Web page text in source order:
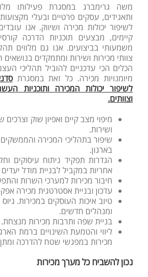
משה גרימברג במסגרת פעילותו
ותאגידים, עסקים פרטיים ובעלי
לשיפור יכולות מכירה ושיווק. אנו
קיימים, מבצעים תוכניות הדרכה
משמעותי בביצועים. אנו גם מלווים
צוותי מכירות ושירות ומתמקדים בנושאים
הכלים הכי עדכניים להוביל תהליכי
מיומנויות מכירה. כל זאת במסגרת
לשיפור יכולות המכירה ותוכניות
וצוותים.
מיפוי מצב קיים ואפיון שוק
ושירות.
שיפור בתהליכי המכירה
בארגון.
הגדרות תפקיד ניתוח עיסוקים
אחריות במקביל לבניית מודל
חיבור מכירות למערכי השרות
עדכון ובניית אסטרטגית מכירה
טיוב איכות העוסקים במכירות.
ומנהלים חדשים.
בניית שפה ותרבות מכירות מנצחת.
ליווי והטמעת השינויים ברמת
מכירות במפגשי שטח להדרכה ומתן
נכון להשביח כל מערך מכירות